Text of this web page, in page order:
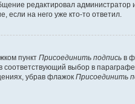
редактировал администратор
если на него уже кто-то ответил.
пункт Присоединить подпись в
выбор в
убрав флажок Присоединить